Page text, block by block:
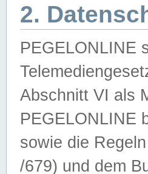
2.
PEGELONLINE
Abschnitt VI als
PEGELONLINE
sowie die
/679) und dem